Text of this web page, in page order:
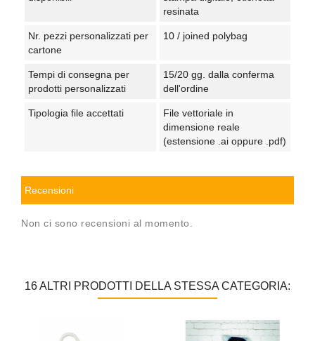
resinata
Nr. pezzi personalizzati per
cartone
10 / joined polybag
Tempi di consegna per
prodotti personalizzati
15/20 gg. dalla conferma
dell'ordine
Tipologia file accettati
File vettoriale in
dimensione reale
(estensione .ai oppure .pdf)
Recensioni
Non ci sono recensioni al momento.
16 ALTRI PRODOTTI DELLA STESSA CATEGORIA: